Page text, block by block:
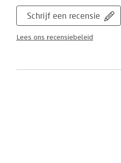
Schrijf een recensie
Lees ons recensiebeleid